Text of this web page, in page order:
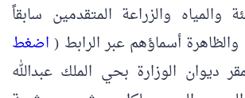
والمياه والزراعة⁩ المتقدمين سابقاً
اضغط
ديوان الوزارة بحي الملك عبدالله